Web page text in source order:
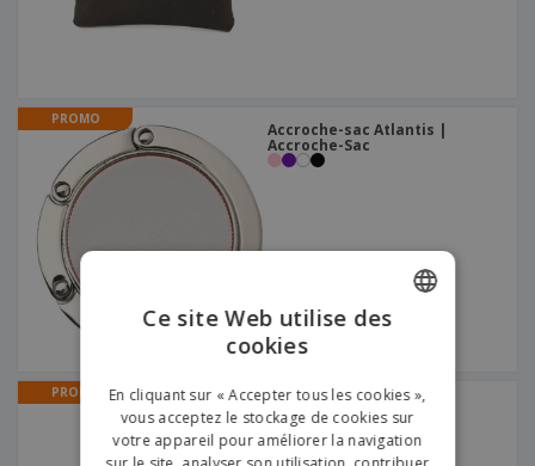
PROMO
Accroche-sac Atlantis |
Accroche-Sac
PROMO
Polyester | Sacs banane
DUTCH
Ce site Web utilise des
cookies
En cliquant sur « Accepter tous les cookies »,
vous acceptez le stockage de cookies sur
votre appareil pour améliorer la navigation